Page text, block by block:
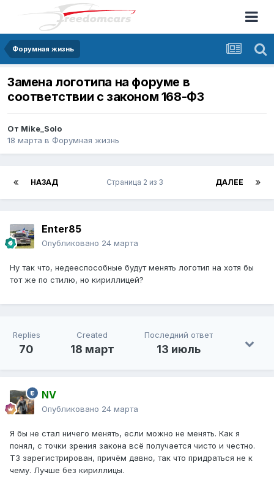
Форумная жизнь
Замена логотипа на форуме в
соответствии с законом 168-ФЗ
От Mike_Solo
18 марта в Форумная жизнь
НАЗАД ДАЛЕЕ
Страница 2 из 3
Enter85
Опубликовано 24 марта
Ну так что, недееспособные будут менять логотип на хотя бы
тот же по стилю, но кириллицей?
Replies
70
Created
18 март
Последний ответ
13 июль
NV
Опубликовано 24 марта
Я бы не стал ничего менять, если можно не менять. Как я
понял, с точки зрения закона всё получается чисто и честно.
ТЗ зарегистрирован, причём давно, так что придраться не к
чему. Лучше без кириллицы.